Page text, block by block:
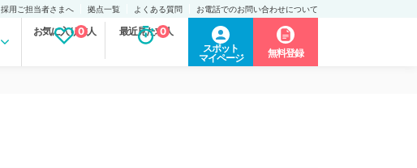
採用ご担当者さまへ 拠点一覧 よくある質問 お電話でのお問い合わせについて
お気に入り求人
0 最近見た求人
0
スポット
マイページ
無料登録